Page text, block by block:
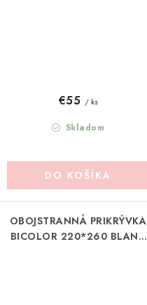
Skladom
€55 / ks
DO KOŠÍKA
OBOJSTRANNÁ PRIKRÝVKA
BICOLOR 220*260 BLANC